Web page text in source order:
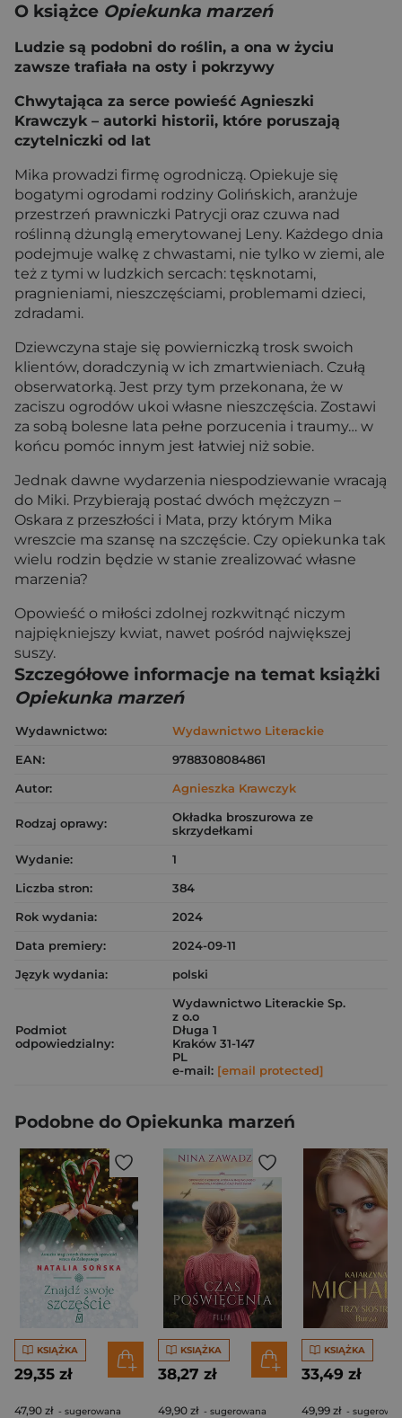
O książce Opiekunka marzeń
Ludzie są podobni do roślin, a ona w życiu
zawsze trafiała na osty i pokrzywy
Chwytająca za serce powieść Agnieszki
Krawczyk – autorki historii, które poruszają
czytelniczki od lat
Mika prowadzi firmę ogrodniczą. Opiekuje się
bogatymi ogrodami rodziny Golińskich, aranżuje
przestrzeń prawniczki Patrycji oraz czuwa nad
roślinną dżunglą emerytowanej Leny. Każdego dnia
podejmuje walkę z chwastami, nie tylko w ziemi, ale
też z tymi w ludzkich sercach: tęsknotami,
pragnieniami, nieszczęściami, problemami dzieci,
zdradami.
Dziewczyna staje się powierniczką trosk swoich
klientów, doradczynią w ich zmartwieniach. Czułą
obserwatorką. Jest przy tym przekonana, że w
zaciszu ogrodów ukoi własne nieszczęścia. Zostawi
za sobą bolesne lata pełne porzucenia i traumy… w
końcu pomóc innym jest łatwiej niż sobie.
Jednak dawne wydarzenia niespodziewanie wracają
do Miki. Przybierają postać dwóch mężczyzn –
Oskara z przeszłości i Mata, przy którym Mika
wreszcie ma szansę na szczęście. Czy opiekunka tak
wielu rodzin będzie w stanie zrealizować własne
marzenia?
Opowieść o miłości zdolnej rozkwitnąć niczym
najpiękniejszy kwiat, nawet pośród największej
suszy.
Szczegółowe informacje na temat książki
Opiekunka marzeń
Wydawnictwo:
Wydawnictwo Literackie
EAN:
9788308084861
Autor:
Agnieszka Krawczyk
Rodzaj oprawy:
Okładka broszurowa ze
skrzydełkami
Wydanie:
1
Liczba stron:
384
Rok wydania:
2024
Data premiery:
2024-09-11
Język wydania:
polski
Podmiot
odpowiedzialny:
Wydawnictwo Literackie Sp.
z o.o
Długa 1
Kraków 31-147
PL
e-mail: [email protected]
Podobne do Opiekunka marzeń
KSIĄŻKA
29,35 zł
47,90 zł - sugerowana
KSIĄŻKA
38,27 zł
49,90 zł - sugerowana
KSIĄŻKA
33,49 zł
49,99 zł -